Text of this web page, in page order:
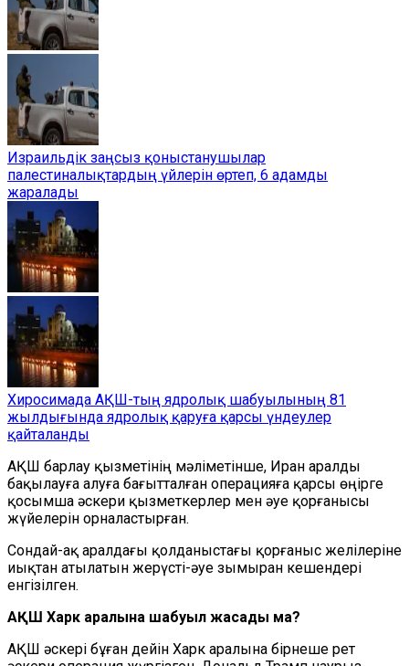
Израильдік заңсыз қоныстанушылар
палестиналықтардың үйлерін өртеп, 6 адамды
жаралады
Хиросимада АҚШ-тың ядролық шабуылының 81
жылдығында ядролық қаруға қарсы үндеулер
қайталанды
АҚШ барлау қызметінің мәліметінше, Иран аралды
бақылауға алуға бағытталған операцияға қарсы өңірге
қосымша әскери қызметкерлер мен әуе қорғанысы
жүйелерін орналастырған.
Сондай-ақ аралдағы қолданыстағы қорғаныс желілеріне
иықтан атылатын жерүсті-әуе зымыран кешендері
енгізілген.
АҚШ Харк аралына шабуыл жасады ма?
АҚШ әскері бұған дейін Харк аралына бірнеше рет